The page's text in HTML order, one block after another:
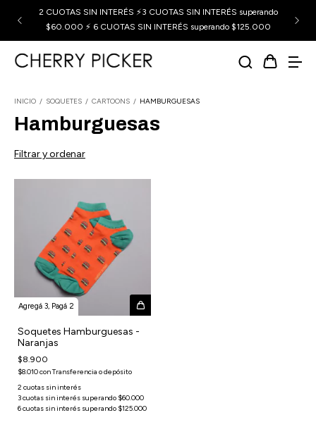
2 CUOTAS SIN INTERÉS ⚡3 CUOTAS SIN INTERÉS superando
$60.000 ⚡ 6 CUOTAS SIN INTERÉS superando $125.000
INICIO / SOQUETES / CARTOONS / HAMBURGUESAS
Hamburguesas
Filtrar y ordenar
Agregá 3, Pagá 2
Soquetes Hamburguesas -
Naranjas
$8.900
$8.010conTransferencia o depósito